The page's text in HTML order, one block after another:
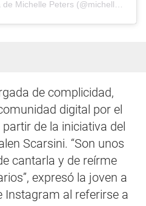
de complicidad,
digital por el
de la iniciativa del
Scarsini. “Son unos
cantarla y de reírme
expresó la joven a
Instagram al referirse a